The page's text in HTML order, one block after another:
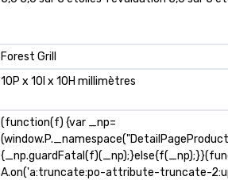
Forest Grill
10P x 10l x 10H millimètres
(function(f) {var _np=
A.on('a:truncate:po-attribute-truncate-